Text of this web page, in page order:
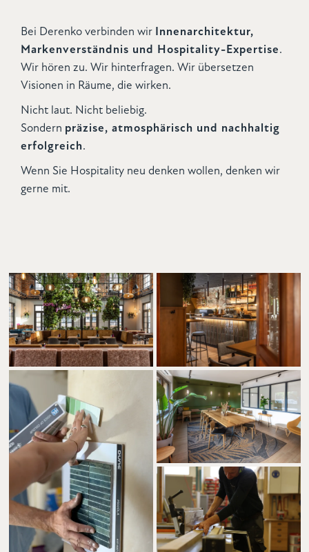
Bei Derenko verbinden wir
Innenarchitektur,
Markenverständnis und Hospitality-Expertise.
Wir hören zu. Wir hinterfragen. Wir übersetzen
Visionen in Räume, die wirken.
Nicht laut. Nicht beliebig.
Sondern präzise, atmosphärisch und nachhaltig
erfolgreich.
Wenn Sie Hospitality neu denken wollen, denken wir
gerne mit.